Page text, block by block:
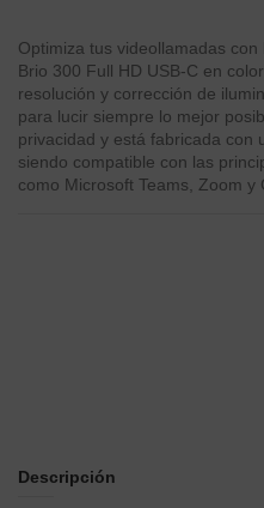
Optimiza tus videollamadas
Brio 300 Full HD USB-C en
resolución y corrección de
para lucir siempre lo mejor
privacidad y está fabricada con
siendo compatible con las
como Microsoft Teams, Zoom y
Descripción